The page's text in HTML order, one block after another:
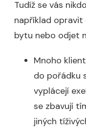
Tudíž se vás
například
bytu nebo odjet
Mnoho
do pořádku
vyplácejí
se zbavují
jiných